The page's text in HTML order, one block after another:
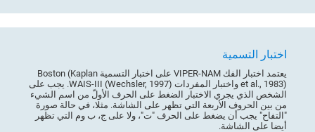
اختبار التسمية
يعتمد اختبار الفك VIPER-NAM على اختبار التسمية Boston (Kaplan
et al., 1983) واختبار المفردات WAIS-III (Wechsler, 1997). يجب على
الشخص الذي يجري الاختبار الضغط على الحرف الأولّ من اسم الشيء
من بين الحروف الأربعة التي تظهر على الشاشة. مثلا، في حالة صورة
"التفاح" يجب أن يضغط على الحرف "ت"، ولا على ج، ب وم التي تظهر
أيضا على الشاشة.